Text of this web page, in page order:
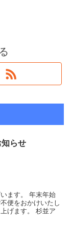
らせ
ます。 年末年始
便をおかけいたし
げます。 杉並ア